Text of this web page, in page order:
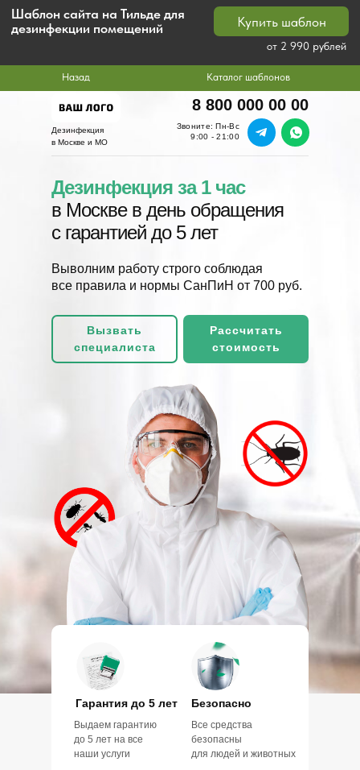
Каталог шаблонов
Назад
Купить шаблон
от 2 990 рублей
Шаблон сайта на Тильде для
дезинфекции помещений
Рассчитать
стоимость
Вызвать
специалиста
Выволним работу строго соблюдая
все правила и нормы СанПиН от 700 руб.
Дезинфекция за 1 час
в Москве в день обращения
с гарантией до 5 лет
Дезинфекция
в Москве и МО
Звоните: Пн-Вс
9:00 - 21:00
8 800 000 00 00
Безопасно
Все средства
безопасны
для людей и животных
Гарантия до 5 лет
Выдаем гарантию
до 5 лет на все
наши услуги